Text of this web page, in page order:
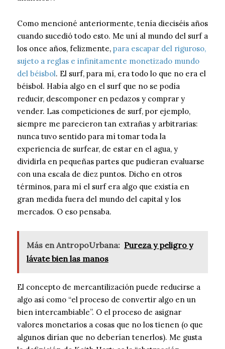
Como mencioné anteriormente, tenía dieciséis años
cuando sucedió todo esto. Me uní al mundo del surf a
los once años, felizmente, para escapar del riguroso,
sujeto a reglas e infinitamente monetizado mundo
del béisbol. El surf, para mí, era todo lo que no era el
béisbol. Había algo en el surf que no se podía
reducir, descomponer en pedazos y comprar y
vender. Las competiciones de surf, por ejemplo,
siempre me parecieron tan extrañas y arbitrarias:
nunca tuvo sentido para mí tomar toda la
experiencia de surfear, de estar en el agua, y
dividirla en pequeñas partes que pudieran evaluarse
con una escala de diez puntos. Dicho en otros
términos, para mí el surf era algo que existía en
gran medida fuera del mundo del capital y los
mercados. O eso pensaba.
Más en AntropoUrbana: Pureza y peligro y
lávate bien las manos
El concepto de mercantilización puede reducirse a
algo así como “el proceso de convertir algo en un
bien intercambiable”. O el proceso de asignar
valores monetarios a cosas que no los tienen (o que
algunos dirían que no deberían tenerlos). Me gusta